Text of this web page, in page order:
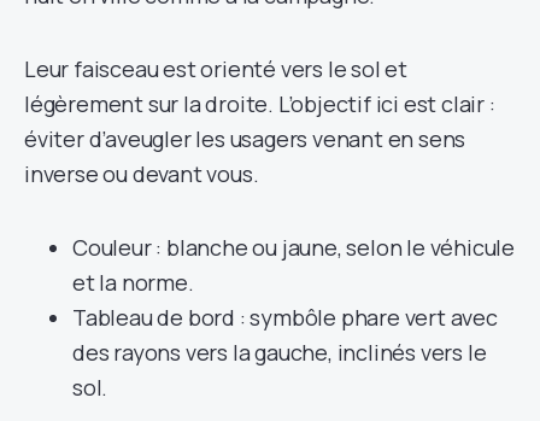
Leur faisceau est orienté vers le sol et
légèrement sur la droite. L’objectif ici est clair :
éviter d’aveugler les usagers venant en sens
inverse ou devant vous.
Couleur : blanche ou jaune, selon le véhicule
et la norme.
Tableau de bord : symbôle phare vert avec
des rayons vers la gauche, inclinés vers le
sol.